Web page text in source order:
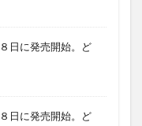
日に発売開始。ど
日に発売開始。ど